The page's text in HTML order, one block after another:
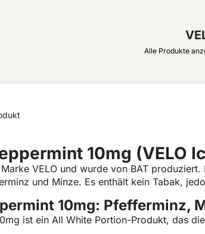
10mg (VELO
VELO und wurde von BAT
und Minze. Es enthält kein Tabak,
10mg: Pfefferminz,
ist ein All White Portion-Produkt, das
Alle Produkte